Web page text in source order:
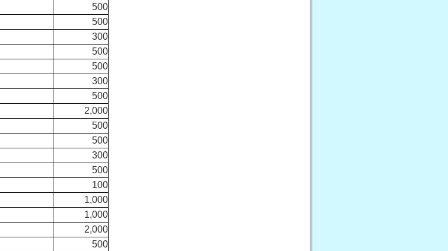
500
500
300
500
500
300
500
2,000
500
500
300
500
100
1,000
1,000
2,000
500